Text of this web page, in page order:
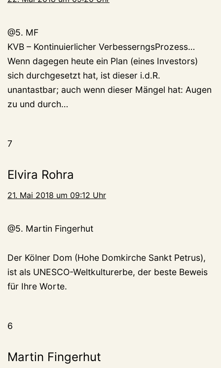
@5. MF
KVB – Kontinuierlicher VerbesserngsProzess…
Wenn dagegen heute ein Plan (eines Investors)
sich durchgesetzt hat, ist dieser i.d.R.
unantastbar; auch wenn dieser Mängel hat: Augen
zu und durch…
7
Elvira Rohra
21. Mai 2018 um 09:12 Uhr
@5. Martin Fingerhut
Der Kölner Dom (Hohe Domkirche Sankt Petrus),
ist als UNESCO-Weltkulturerbe, der beste Beweis
für Ihre Worte.
6
Martin Fingerhut